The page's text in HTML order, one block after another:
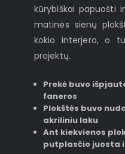
kūrybiškai papuošti
matinės sienų
kokio interjero, o
projektų.
Prekė buvo
faneros
Plokštės buvo
akriliniu laku
Ant kiekvienos
putplasčio juosta